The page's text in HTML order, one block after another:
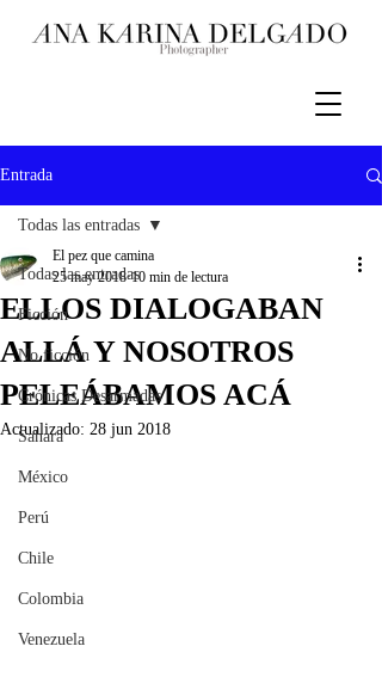
Entrada
Todas las entradas
Ficción
No ficción
Crónicas Desarmadas
Sahara
México
Perú
Chile
Colombia
Venezuela
Todas las entradas
ELLOS DIALOGABAN
ALLÁ Y NOSOTROS
PELEÁBAMOS ACÁ
El pez que camina
25 may 2018 10 min de lectura
Actualizado: 28 jun 2018